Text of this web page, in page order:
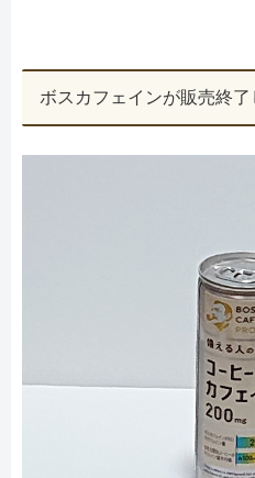
ボスカフェインが販売終